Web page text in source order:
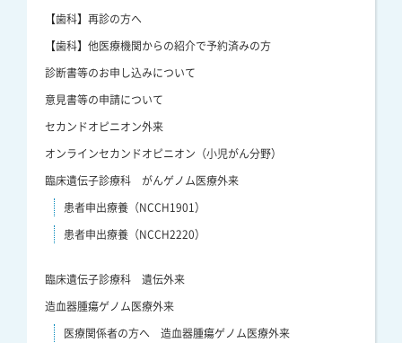
【歯科】再診の方へ
【歯科】他医療機関からの紹介で予約済みの方
診断書等のお申し込みについて
意見書等の申請について
セカンドオピニオン外来
オンラインセカンドオピニオン（小児がん分野）
臨床遺伝子診療科 がんゲノム医療外来
患者申出療養（NCCH1901）
患者申出療養（NCCH2220）
臨床遺伝子診療科 遺伝外来
造血器腫瘍ゲノム医療外来
医療関係者の方へ 造血器腫瘍ゲノム医療外来